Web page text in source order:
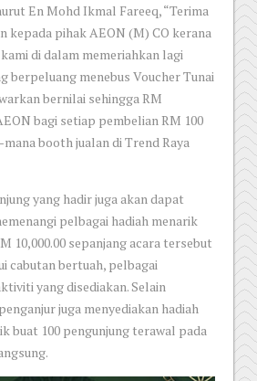
En Mohd Ikmal Fareeq, “Terima
kepada pihak AEON (M) CO kerana
di dalam memeriahkan lagi
berpeluang menebus Voucher Tunai
bernilai sehingga RM
bagi setiap pembelian RM 100
booth jualan di Trend Raya
yang hadir juga akan dapat
pelbagai hadiah menarik
10,000.00 sepanjang acara tersebut
cabutan bertuah, pelbagai
yang disediakan. Selain
juga menyediakan hadiah
buat 100 pengunjung terawal pada